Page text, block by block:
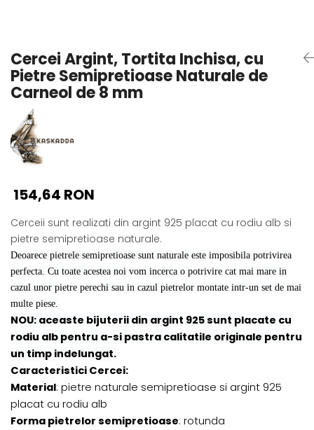
Pandantive cu Perle
Brose cu Perle
Cercei Argint, Tortita Inchisa, cu
Pietre Semipretioase Naturale de
Carneol de 8 mm
154,64 RON
Cerceii sunt realizati din argint 925 placat cu rodiu alb si
pietre semipretioase naturale.
Deoarece pietrele semipretioase sunt naturale este imposibila potrivirea
perfecta. Cu toate acestea noi vom incerca o potrivire cat mai mare in
cazul unor pietre perechi sau in cazul pietrelor montate intr-un set de mai
multe piese.
NOU: aceaste bijuterii din argint 925 sunt placate cu
rodiu alb pentru a-si pastra calitatile originale pentru
un timp indelungat.
Caracteristici Cercei:
Material: pietre naturale semipretioase si argint 925
placat cu rodiu alb
Forma pietrelor semipretioase: rotunda